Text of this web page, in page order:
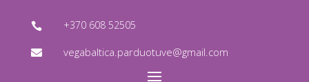
 +370 608 52505
 vegabaltica.parduotuve@gmail.com